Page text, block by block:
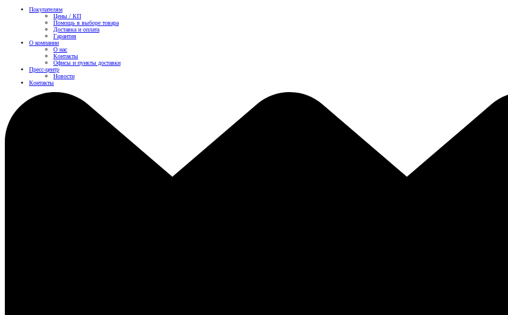
Покупателям
Цены / КП
Помощь в выборе товара
Доставка и оплата
Гарантия
О компании
О нас
Контакты
Офисы и пункты доставки
Пресс-центр
Новости
Контакты